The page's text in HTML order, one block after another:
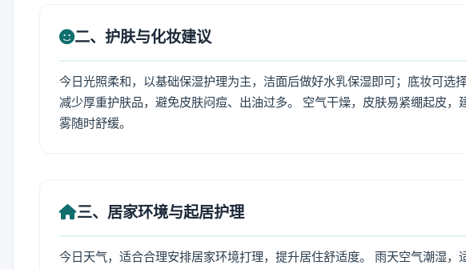
二、护肤与化妆建议
今日光照柔和，以基础保湿护理为主，洁面后做好水乳保湿即可；底妆可选
减少厚重护肤品，避免皮肤闷痘、出油过多。 空气干燥，皮肤易紧绷起皮
雾随时舒缓。
三、居家环境与起居护理
今日天气，适合合理安排居家环境打理，提升居住舒适度。 雨天空气潮湿